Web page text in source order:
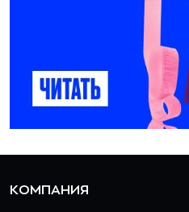
КОМПАНИЯ